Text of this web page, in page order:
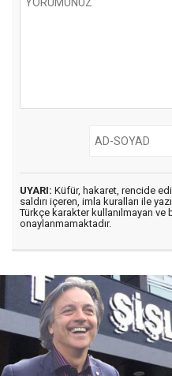
UYARI: Küfür, hakaret, rencide
saldırı içeren, imla kuralları ile
Türkçe karakter kullanılmayan ve
onaylanmamaktadır.